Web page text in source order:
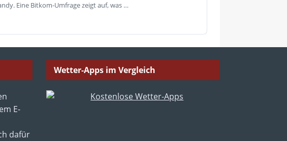
Eine Bitkom-Umfrage zeigt auf, was …
E-
dafür
Wetter-Apps im Vergleich